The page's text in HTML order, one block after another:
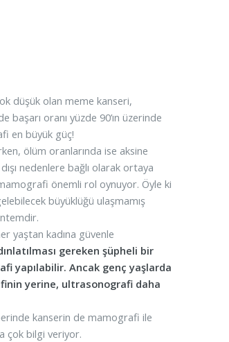
düşük olan meme kanseri,
oranı yüzde 90’ın üzerinde
en büyük güç!
ölüm oranlarında ise aksine
nedenlere bağlı olarak ortaya
önemli rol oynuyor. Öyle ki
büyüklüğü ulaşmamış
yaştan kadına güvenle
gereken şüpheli bir
yapılabilir. Ancak genç yaşlarda
yerine, ultrasonografi daha
kanserin de mamografi ile
çok bilgi veriyor.